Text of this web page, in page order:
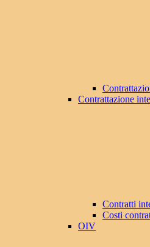
Contrattazione
Contratti
Costi
OIV